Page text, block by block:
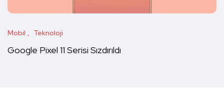
Mobil Teknoloji
Google Pixel 11 Serisi Sızdırıldı